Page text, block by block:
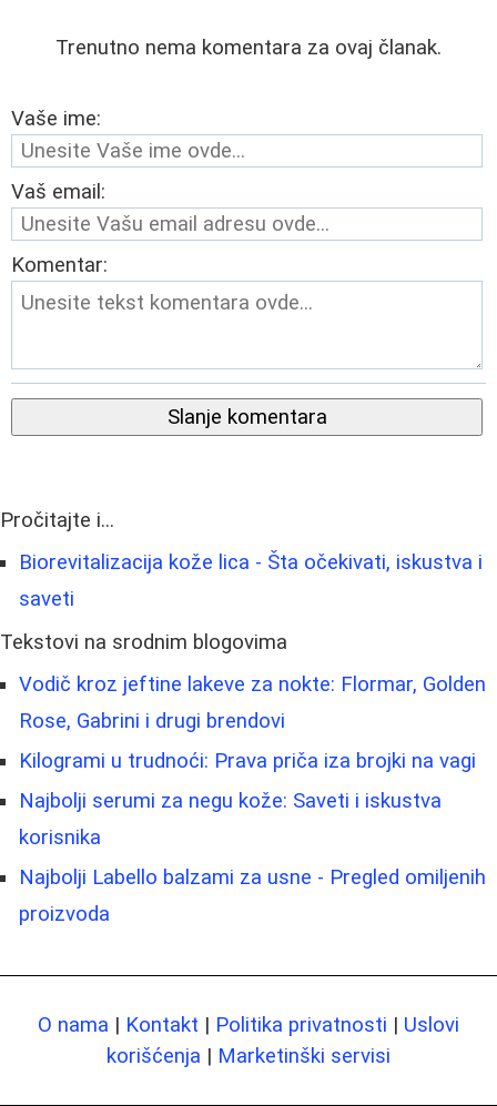
Trenutno nema komentara za ovaj članak.
Vaše ime:
Vaš email:
Komentar:
Slanje komentara
Pročitajte i...
Biorevitalizacija kože lica - Šta očekivati, iskustva i
saveti
Tekstovi na srodnim blogovima
Vodič kroz jeftine lakeve za nokte: Flormar, Golden
Rose, Gabrini i drugi brendovi
Kilogrami u trudnoći: Prava priča iza brojki na vagi
Najbolji serumi za negu kože: Saveti i iskustva
korisnika
Najbolji Labello balzami za usne - Pregled omiljenih
proizvoda
O nama | Kontakt | Politika privatnosti | Uslovi
korišćenja | Marketinški servisi